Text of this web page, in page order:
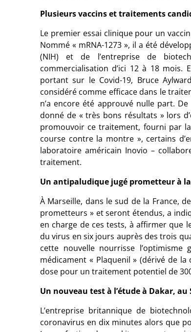
Plusieurs vaccins et traitements
Le premier essai clinique pour un
Nommé « mRNA-1273 », il a été
(NIH) et de l’entreprise de
commercialisation d’ici 12 à 18 mois.
portant sur le Covid-19, Bruce
considéré comme efficace dans le
n’a encore été approuvé nulle part.
donné de « très bons résultats » lors
promouvoir ce traitement, fourni par
course contre la montre », certains
laboratoire américain Inovio –
traitement.
Un antipaludique jugé prometteur à la
À Marseille, dans le sud de la France,
prometteurs » et seront étendus, a
en charge de ces tests, à affirmer que
du virus en six jours auprès des trois
cette nouvelle nourrisse
médicament « Plaquenil » (dérivé de
dose pour un traitement potentiel de
Un nouveau test à l’étude à Dakar,
L’entreprise britannique de
coronavirus en dix minutes alors que